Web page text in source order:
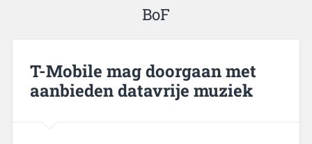
BoF
T-Mobile mag doorgaan met
aanbieden datavrije muziek